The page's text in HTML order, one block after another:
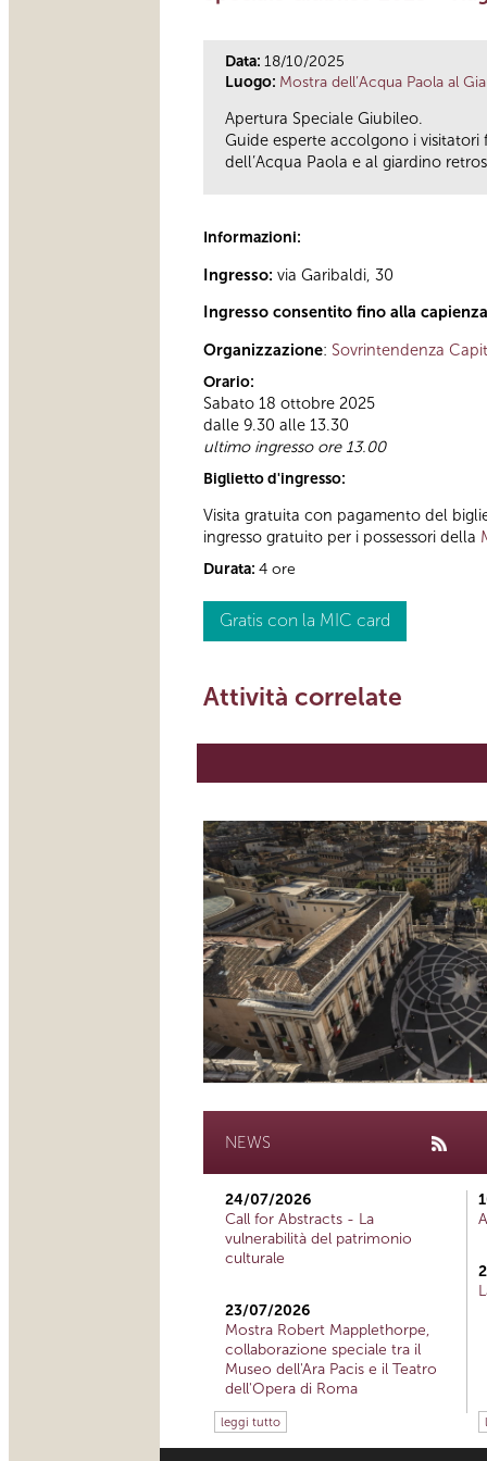
Data: 18/10/2025
Luogo: Mostra dell’Acqua Paola al
Apertura Speciale Giubileo.
Guide esperte accolgono i
dell’Acqua Paola e al giardino
Informazioni:
Ingresso: via Garibaldi, 30
Ingresso consentito fino alla
Organizzazione: Sovrintendenza
Orario:
Sabato 18 ottobre 2025
dalle 9.30 alle 13.30
ultimo ingresso ore 13.00
Biglietto d'ingresso:
Visita gratuita con pagamento del
ingresso gratuito per i possessori della
Durata: 4 ore
Gratis con la MIC card
Attività correlate
NEWS
24/07/2026
Call for Abstracts - La
vulnerabilità del patrimonio
culturale
23/07/2026
Mostra Robert Mapplethorpe,
collaborazione speciale tra il
Museo dell'Ara Pacis e il Teatro
dell'Opera di Roma
leggi tutto